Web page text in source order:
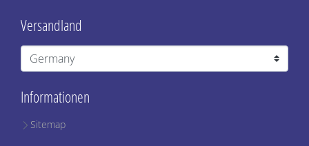
Informationen
Sitemap
Versandland